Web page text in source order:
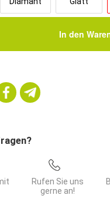
In den
Rufen Sie uns
gerne an!